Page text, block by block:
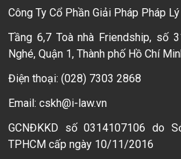
Công Ty Cổ Phần Giải Pháp Pháp
Tầng 6,7 Toà nhà Friendship, số
Nghé, Quận 1, Thành phố Hồ Chí
Điện thoại: (028) 7303 2868
Email: cskh@i-law.vn
GCNĐKKD số 0314107106 do
TPHCM cấp ngày 10/11/2016